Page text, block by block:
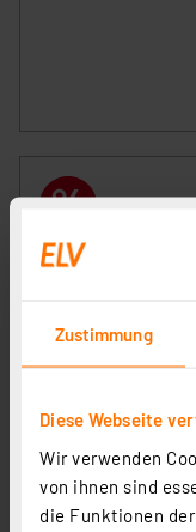
Zustimmung
Diese Webseite
Wir verwenden
von ihnen sind
die Funktionen
Spanngurt, 3000 K,